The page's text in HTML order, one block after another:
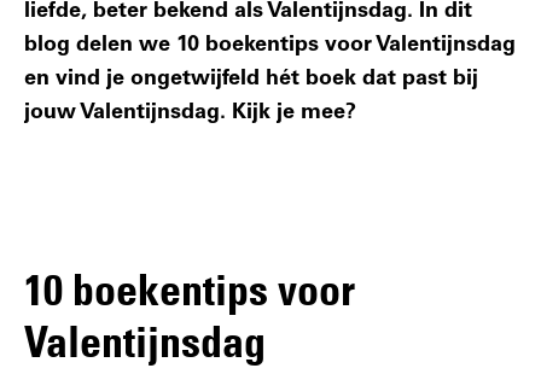
liefde, beter bekend als Valentijnsdag. In dit
blog delen we 10 boekentips voor Valentijnsdag
en vind je ongetwijfeld hét boek dat past bij
jouw Valentijnsdag. Kijk je mee?
10 boekentips voor
Valentijnsdag